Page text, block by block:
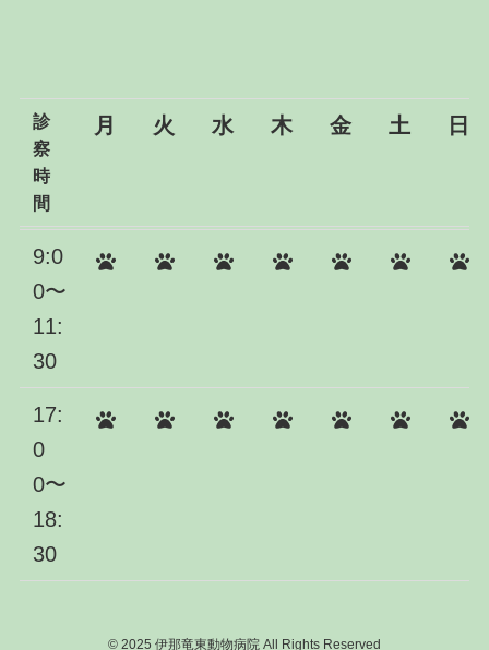
診
察
時
間
月 火 水 木 金 土 日
9:0
0〜
11:
30
17:
0
0〜
18:
30
© 2025 伊那竜東動物病院 All Rights Reserved